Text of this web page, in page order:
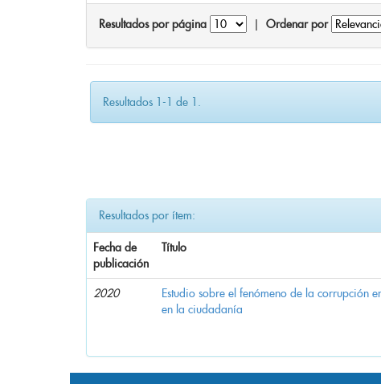
Resultados por página Ordenar por
Resultados 1-1 de 1.
Resultados por ítem:
Fecha de
publicación
Título
2020
Estudio sobre el fenómeno de la corrupción
en la ciudadanía